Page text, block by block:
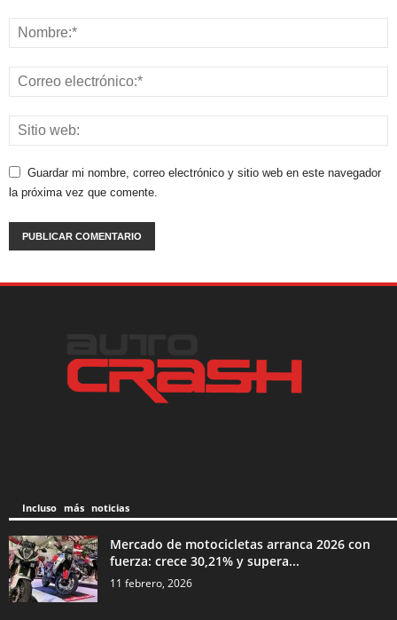
Guardar mi nombre, correo electrónico y sitio web en este navegador
la próxima vez que comente.
Incluso más noticias
Mercado de motocicletas arranca 2026 con
fuerza: crece 30,21% y supera...
11 febrero, 2026